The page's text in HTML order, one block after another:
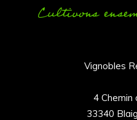
Vignobles
4 Chemin
33340
Cultivons